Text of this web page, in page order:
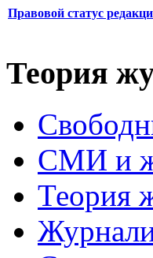
Правовой статус
Теория
СМИ и
Теория